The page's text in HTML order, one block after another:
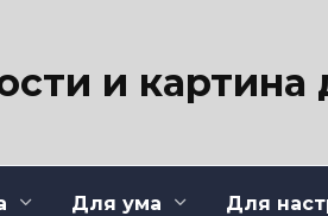
и
Для ума Для